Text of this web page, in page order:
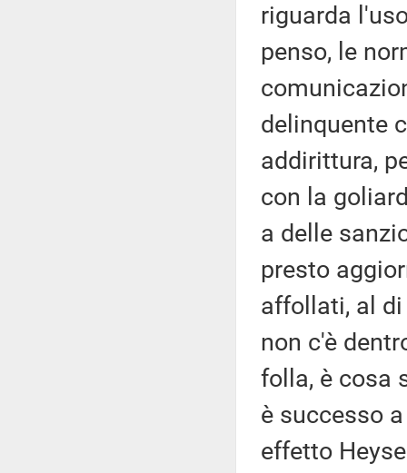
riguarda
penso, le
delinquente
addirittura,
con la
a delle
presto
affollati, al di
non c'è
folla, è cosa
è successo
effetto